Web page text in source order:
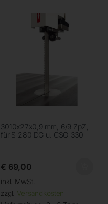
3010x27x0,9 mm, 6/9 ZpZ,
für S 280 DG u. CSO 330
€ 69,00
inkl. MwSt.
zzgl. Versandkosten